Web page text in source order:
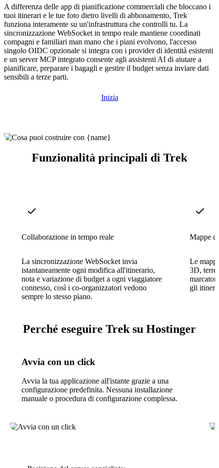
A differenza delle app di pianificazione commerciali che bloccano i
tuoi itinerari e le tue foto dietro livelli di abbonamento, Trek
funziona interamente su un'infrastruttura che controlli tu. La
sincronizzazione WebSocket in tempo reale mantiene coordinati
compagni e familiari man mano che i piani evolvono, l'accesso
singolo OIDC opzionale si integra con i provider di identità esistenti
e un server MCP integrato consente agli assistenti AI di aiutare a
pianificare, preparare i bagagli e gestire il budget senza inviare dati
sensibili a terze parti.
Inizia
Funzionalità principali di Trek
Collaborazione in tempo reale
La sincronizzazione WebSocket invia
istantaneamente ogni modifica all'itinerario,
nota e variazione di budget a ogni viaggiatore
connesso, così i co-organizzatori vedono
sempre lo stesso piano.
Mappe
Le
3D,
gli
Perché eseguire Trek su Hostinger
Avvia con un click
Avvia la tua applicazione all'istante grazie a una
configurazione predefinita. Nessuna installazione
manuale o procedura di configurazione complessa.